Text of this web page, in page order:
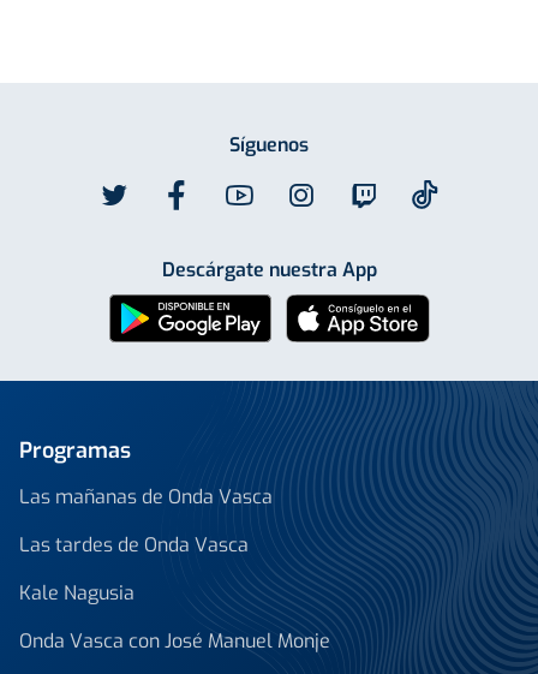
Síguenos
Descárgate nuestra App
Programas
Las mañanas de Onda Vasca
Las tardes de Onda Vasca
Kale Nagusia
Onda Vasca con José Manuel Monje